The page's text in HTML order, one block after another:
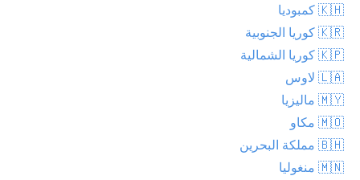
🇰🇭 كمبوديا
🇰🇷 كوريا الجنوبية
🇰🇵 كوريا الشمالية
🇱🇦 لاوس
🇲🇾 ماليزيا
🇲🇴 مكاو
🇧🇭 مملكة البحرين
🇲🇳 منغوليا